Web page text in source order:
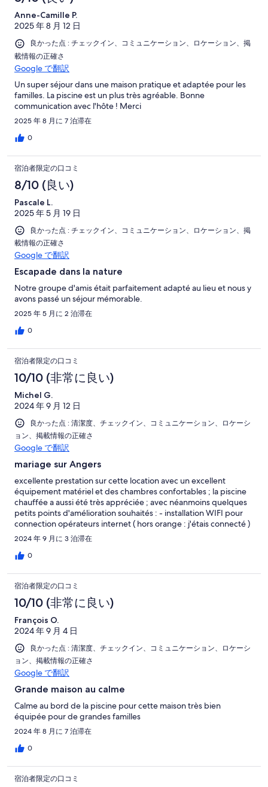
Anne-Camille P.
2025 年 8 月 12 日
良かった点 : チェックイン、コミュニケーション、ロケーション、掲
載情報の正確さ
Google で翻訳
Un super séjour dans une maison pratique et adaptée pour les
familles. La piscine est un plus très agréable. Bonne
communication avec l'hôte ! Merci
2025 年 8 月に 7 泊滞在
0
宿泊者限定の口コミ
8/10 (良い)
Pascale L.
2025 年 5 月 19 日
良かった点 : チェックイン、コミュニケーション、ロケーション、掲
載情報の正確さ
Google で翻訳
Escapade dans la nature
Notre groupe d'amis était parfaitement adapté au lieu et nous y
avons passé un séjour mémorable.
2025 年 5 月に 2 泊滞在
0
宿泊者限定の口コミ
10/10 (非常に良い)
Michel G.
2024 年 9 月 12 日
良かった点 : 清潔度、チェックイン、コミュニケーション、ロケーシ
ョン、掲載情報の正確さ
Google で翻訳
mariage sur Angers
excellente prestation sur cette location avec un excellent
équipement matériel et des chambres confortables ; la piscine
chauffée a aussi été très appréciée ; avec néanmoins quelques
petits points d'amélioration souhaités : - installation WIFI pour
connection opérateurs internet ( hors orange : j'étais connecté )
- absence d'une petite TV - absence de tringles de suspension
pour poser les tenues de mariage ( costumes et robes )
2024 年 9 月に 3 泊滞在
0
宿泊者限定の口コミ
10/10 (非常に良い)
François O.
2024 年 9 月 4 日
良かった点 : 清潔度、チェックイン、コミュニケーション、ロケーシ
ョン、掲載情報の正確さ
Google で翻訳
Grande maison au calme
Calme au bord de la piscine pour cette maison très bien
équipée pour de grandes familles
2024 年 8 月に 7 泊滞在
0
宿泊者限定の口コミ